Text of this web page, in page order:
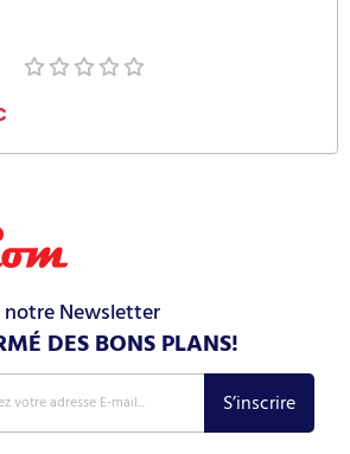
notre Newsletter
DES BONS PLANS!